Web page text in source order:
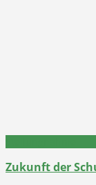
Zukunft der